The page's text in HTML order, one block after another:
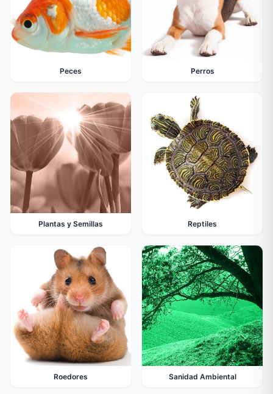
Peces Perros
Plantas y Semillas Reptiles
Roedores Sanidad Ambiental